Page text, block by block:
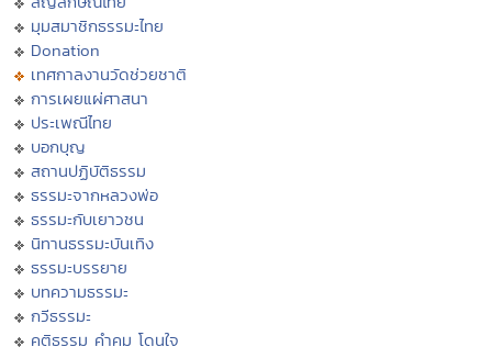
มุมสมาชิกธรรมะไทย
Donation
เทศกาลงานวัดช่วยชาติ
การเผยแผ่ศาสนา
ประเพณีไทย
บอกบุญ
สถานปฏิบัติธรรม
ธรรมะจากหลวงพ่อ
ธรรมะกับเยาวชน
นิทานธรรมะบันเทิง
ธรรมะบรรยาย
บทความธรรมะ
กวีธรรมะ
คติธรรม คำคม โดนใจ